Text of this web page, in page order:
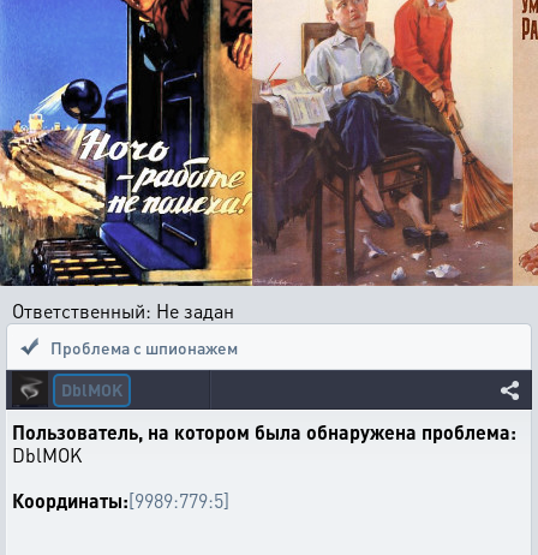
Ответственный: Не задан
Проблема с шпионажем
DblMOK
Пользователь, на котором была обнаружена проблема:
DblMOK
Координаты:[9989:779:5]